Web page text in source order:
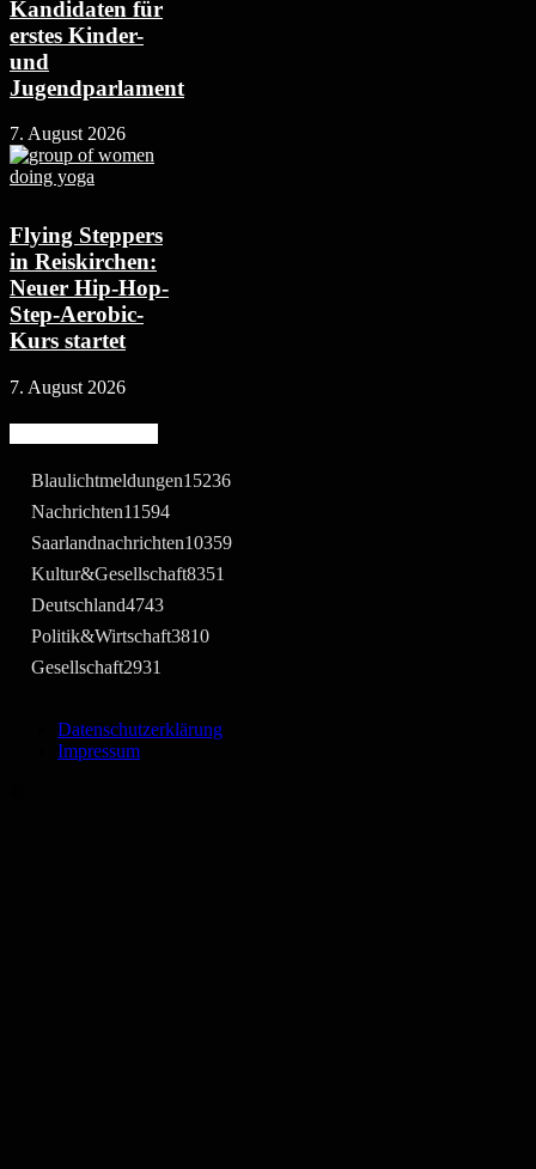
Kandidaten für
erstes Kinder-
und
Jugendparlament
7. August 2026
Flying Steppers
in Reiskirchen:
Neuer Hip-Hop-
Step-Aerobic-
Kurs startet
7. August 2026
Blaulichtmeldungen15236
Nachrichten11594
Saarlandnachrichten10359
Kultur&Gesellschaft8351
Deutschland4743
Politik&Wirtschaft3810
Gesellschaft2931
Datenschutzerklärung
Impressum